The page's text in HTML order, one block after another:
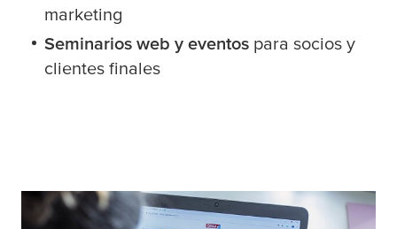
marketing
Seminarios web y eventos para socios y
clientes finales